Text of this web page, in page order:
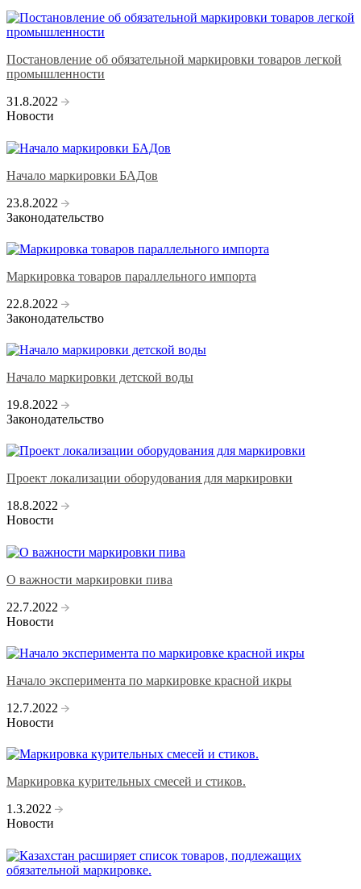
Постановление об обязательной маркировки товаров легкой
промышленности
31.8.2022
Новости
Начало маркировки БАДов
23.8.2022
Законодательство
Маркировка товаров параллельного импорта
22.8.2022
Законодательство
Начало маркировки детской воды
19.8.2022
Законодательство
Проект локализации оборудования для маркировки
18.8.2022
Новости
О важности маркировки пива
22.7.2022
Новости
Начало эксперимента по маркировке красной икры
12.7.2022
Новости
Маркировка курительных смесей и стиков.
1.3.2022
Новости